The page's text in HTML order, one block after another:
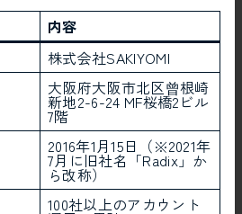
内容
株式会社SAKIYOMI
大阪府大阪市北区曾根崎
新地2-6-24 MF桜橋2ビル
7階
2016年1月15日（※2021年
7月に旧社名「Radix」か
ら改称）
100社以上のアカウント